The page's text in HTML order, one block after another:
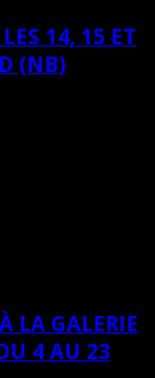
14, 15 ET
(NB)
LA GALERIE
4 AU 23